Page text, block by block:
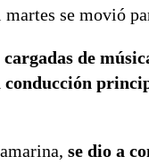
se movió
de
conducción
se dio a